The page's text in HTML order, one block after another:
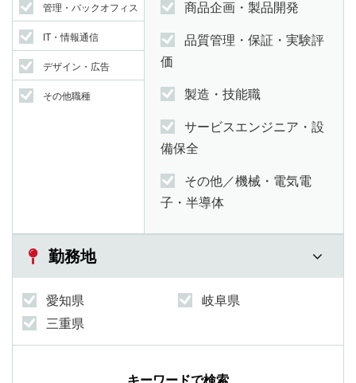
管理・バックオフィス
IT・情報通信
デザイン・広告
その他職種
商品企画・製品開発
品質管理・保証・実験評
価
製造・技能職
サービスエンジニア・設
備保全
その他／機械・電気電
子・半導体
勤務地
愛知県
岐阜県
三重県